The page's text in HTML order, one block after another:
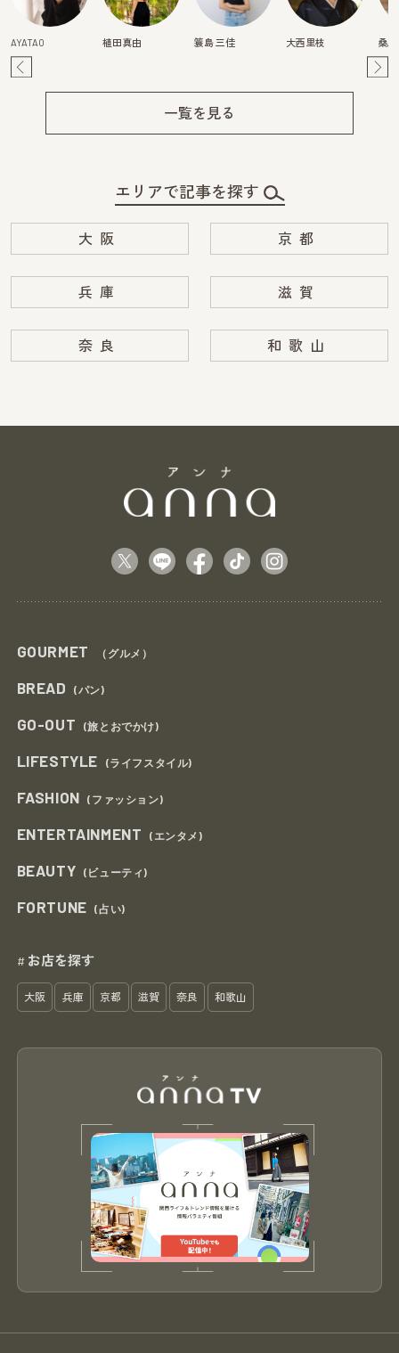
AYATAO 植田真由 簑島 三佳 大西里枝 桑
一覧を見る
エリアで記事を探す
大阪 京都
兵庫 滋賀
奈良 和歌山
GOURMET （グルメ）
BREAD (パン)
GO-OUT (旅とおでかけ)
LIFESTYLE (ライフスタイル)
FASHION (ファッション)
ENTERTAINMENT (エンタメ)
BEAUTY (ビューティ)
FORTUNE (占い)
# お店を探す
大阪 兵庫 京都 滋賀 奈良 和歌山